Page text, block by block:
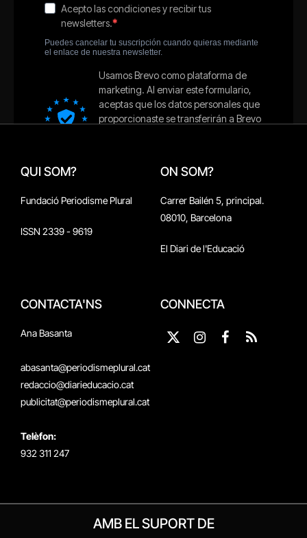
QUI SOM?
Fundació Periodisme Plural
ISSN 2339 - 9619
ON SOM?
Carrer Bailén 5, principal.
08010, Barcelona
El Diari de l'Educació
CONTACTA'NS
Ana Basanta
abasanta@periodismeplural.cat
redaccio@diarieducacio.cat
publicitat@periodismeplural.cat
Telèfon:
932 311 247
CONNECTA
X
Instagram
Facebook
RSS
AMB EL SUPORT DE